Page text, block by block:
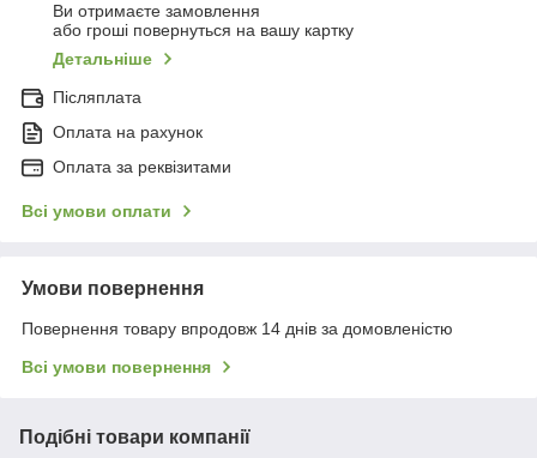
Ви отримаєте замовлення
або гроші повернуться на вашу картку
Детальніше
Післяплата
Оплата на рахунок
Оплата за реквізитами
Всі умови оплати
Умови повернення
Повернення товару впродовж 14 днів за домовленістю
Всі умови повернення
Подібні товари компанії